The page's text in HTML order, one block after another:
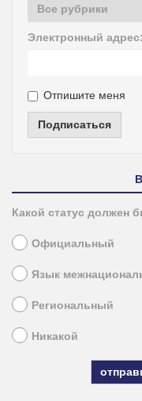
Электронный адрес:
Отпишите меня
Подписаться
Какой статус должен
Официальный
Язык
Региональный
Никакой